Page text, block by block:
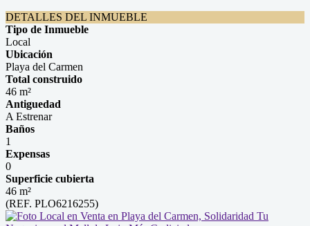
DETALLES DEL INMUEBLE
Tipo de Inmueble
Local
Ubicación
Playa del Carmen
Total construido
46 m²
Antiguedad
A Estrenar
Baños
1
Expensas
0
Superficie cubierta
46 m²
(REF. PLO6216255)